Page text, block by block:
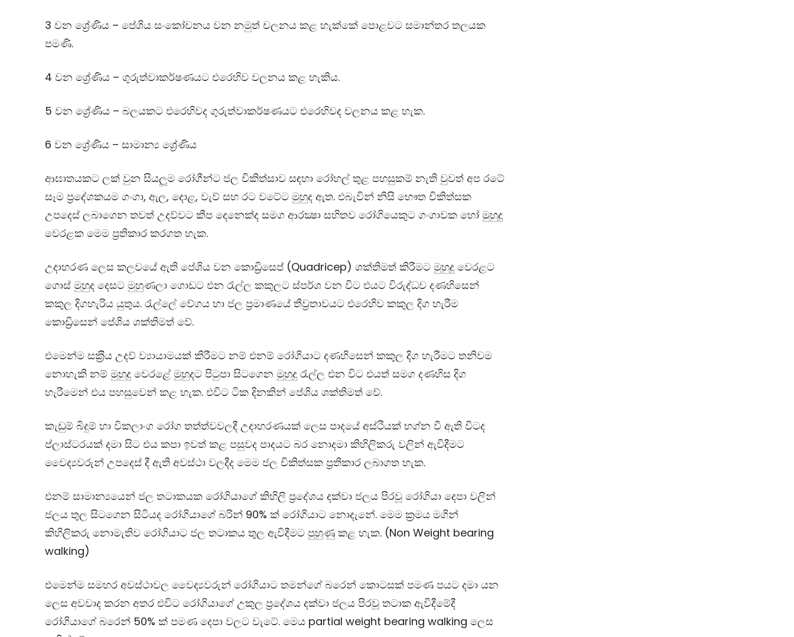
3 වන ශ්‍රේණිය – පේශිය සංකෝචනය වන නමුත් චලනය කළ හැක්කේ පොළවට සමාන්තර තලයක
පමණි.
4 වන ශ්‍රේණිය – ගුරුත්වාකර්ෂණයට එරෙහිව වලනය කළ හැකිය.
5 වන ශ්‍රේණිය – බලයකට එරෙහිවද ගුරුත්වාකර්ෂණයට එරෙහිවද චලනය කළ හැක.
6 වන ශ්‍රේණිය – සාමාන්‍ය ශ්‍රේණිය
ආඝාතයකට ලක් වුන සියලූම රෝගීන්ට ජල චිකිත්සාව සඳහා රෝහල් තුළ පහසුකම් නැති වුවත් අප රටේ
සෑම ප‍්‍රදේශකයම ගංගා, ඇල, දොළ, වැව් සහ රට වටේට මුහුද ඇත. එබැවින් නිසි භෞත චිකිත්සක
උපදෙස් ලබාගෙන තවත් උදව්වට කීප දෙනෙක්ද සමග ආරක්‍ෂා සහිතව රෝගියෙකුට ගංගාවක හෝ මුහුදු
වෙරළක මෙම ප‍්‍රතිකාර කරගත හැක.
උදාහරණ ලෙස කලවයේ ඇති පේශිය වන කොඩ්‍රිසෙප් (Quadricep) ශක්තිමත් කිරීමට මුහුදු වෙරළට
ගොස් මුහුද දෙසට මුහුණලා ගොඩට එන රැල්ල කකුලට ස්පර්ශ වන විට එයට විරුද්ධව දණහිසෙන්
කකුල දිගහැරිය යුතුය. රැල්ලේ වේගය හා ජල ප‍්‍රමාණයේ තීව‍්‍රතාවයට එරෙහිව කකුල දිග හැරීම
කොඩ්‍රිසෙන් පේශිය ශක්තිමත් වේ.
එමෙන්ම සක‍්‍රීය උදව් ව්‍යායාමයක් කිරීමට නම් එනම් රෝගියාට දණහිසෙන් කකුල දිග හැරීමට තනිවම
නොහැකි නම් මුහුදු වෙරළේ මුහුදට පිටුපා සිටගෙන මුහුදු රැල්ල එන විට එයත් සමග දණහිස දිග
හැරීමෙන් එය පහසුවෙන් කළ හැක. එවිට ටික දිනකින් පේශිය ශක්තිමත් වේ.
කැඩුම් බිදුම් හා විකලාංග රෝග තත්ත්වවලදී උදාහරණයක් ලෙස පාදයේ අස්ථියක් භග්න වී ඇති විටද
ප්ලාස්ටරයක් දමා සිට එය කපා ඉවත් කළ පසුවද පාදයට බර නොදමා කිහිලිකරු වලින් ඇවිදීමට
වෛද්‍යවරුන් උපදෙස් දී ඇති අවස්ථා වලදීද මෙම ජල චිකිත්සක ප‍්‍රතිකාර ලබාගත හැක.
එනම් සාමාන්‍යයෙන් ජල තටාකයක රෝගියාගේ කිහිලි ප‍්‍රදේශය දක්වා ජලය පිරවූ රෝගියා දෙපා වලින්
ජලය තුල සිටගෙන සිටියද රෝගියාගේ බරින් 90% ක් රෝගියාට නොදැනේ. මෙම ක‍්‍රමය මගින්
කිහිලිකරු නොමැතිව රෝගියාට ජල තටාකය තුල ඇවිදීමට පුහුණු කළ හැක. (Non Weight bearing
walking)
එමෙන්ම සමහර අවස්ථාවල වෛද්‍යවරුන් රෝගියාට තමන්ගේ බරෙන් කොටසක් පමණ පයට දමා යන
ලෙස අවවාද කරන අතර එවිට රෝගියාගේ උකුල ප‍්‍රදේශය දක්වා ජලය පිරවූ තටාක ඇවිදීමේදී
රෝගියාගේ බරෙන් 50% ක් පමණ දෙපා වලට වැටේ. මෙය partial weight bearing walking ලෙස